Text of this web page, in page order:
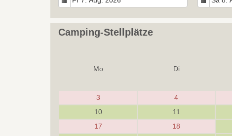
Camping-Stellplätze
Mo
Di
3
4
10
11
17
18